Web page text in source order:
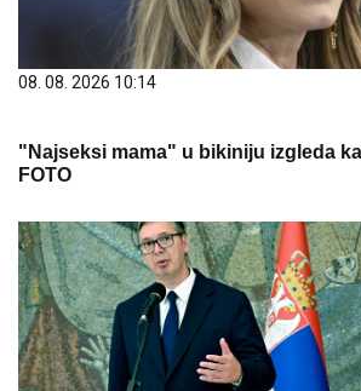
08. 08. 2026 10:14
"Najseksi mama" u bikiniju izgleda
FOTO